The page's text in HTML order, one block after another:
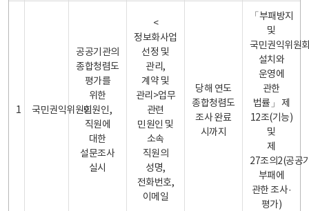
1 국민권익위원회
공공기관의
종합청렴도
평가를
위한
민원인,
직원에
대한
설문조사
실시
<
정보화사업
선정 및
관리,
계약 및
관리>업무
관련
민원인 및
소속
직원의
성명,
전화번호,
이메일
당해 연도
종합청렴도
조사 완료
시까지
「부패방지
및
국민권익위원
설치와
운영에
관한
법률」 제
12조(기능)
및
제
27조의2(공공
부패에
관한 조사·
평가)